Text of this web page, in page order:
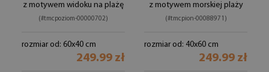
z motywem widoku na plażę
(#tmcpoziom-00000702)
rozmiar od: 60x40 cm
249.99 zł
z motywem morskiej plaży
(#tmcpion-00088971)
rozmiar od: 40x60 cm
249.99 zł